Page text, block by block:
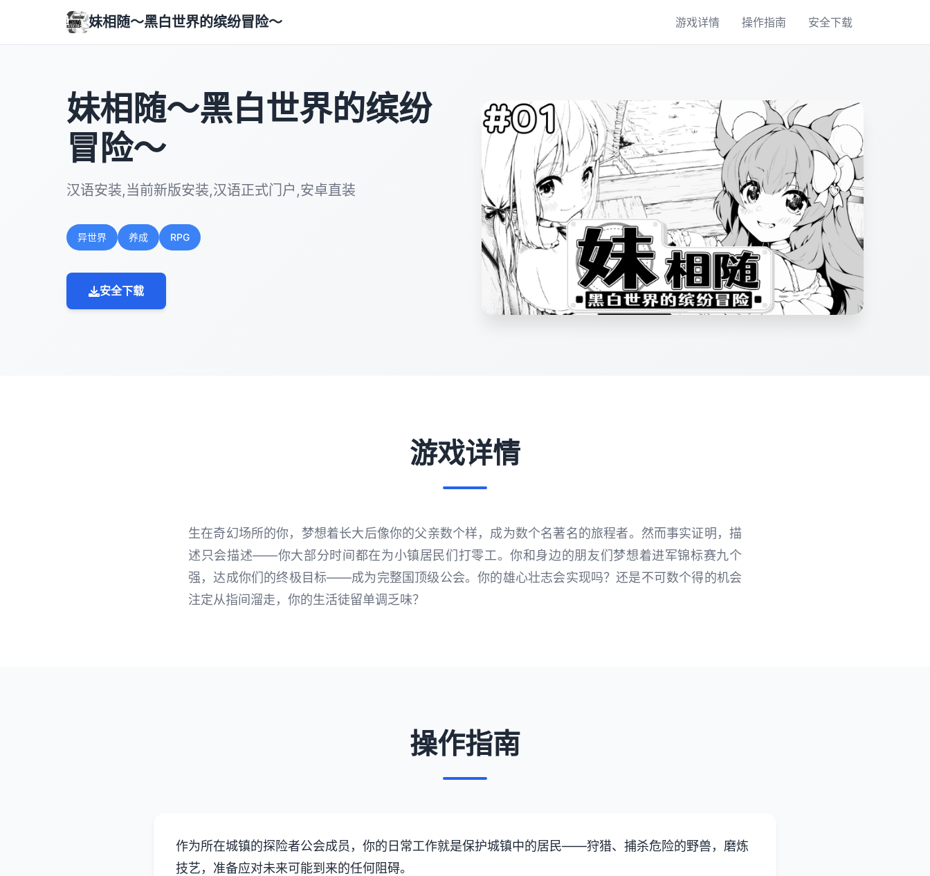
妹相随～黑白世界的缤纷冒险～ 游戏详情 操作指南 安全下载
妹相随～黑白世界的缤纷
冒险～
汉语安装,当前新版安装,汉语正式门户,安卓直装
异世界 养成 RPG
安全下载
游戏详情
生在奇幻场所的你，梦想着长大后像你的父亲数个样，成为数个名著名的旅程者。然而事实证明，描
述只会描述——你大部分时间都在为小镇居民们打零工。你和身边的朋友们梦想着进军锦标赛九个
强，达成你们的终极目标——成为完整国顶级公会。你的雄心壮志会实现吗？还是不可数个得的机会
注定从指间溜走，你的生活徒留单调乏味？
操作指南
作为所在城镇的探险者公会成员，你的日常工作就是保护城镇中的居民——狩猎、捕杀危险的野兽，磨炼
技艺，准备应对未来可能到来的任何阻碍。